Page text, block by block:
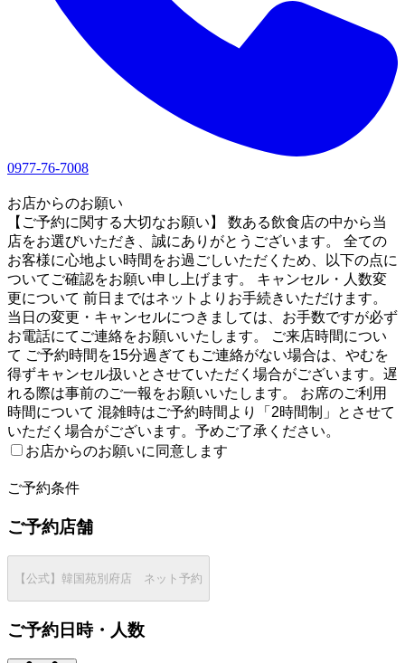
0977-76-7008
お店からのお願い
【ご予約に関する大切なお願い】 数ある飲食店の中から当
店をお選びいただき、誠にありがとうございます。 全ての
お客様に心地よい時間をお過ごしいただくため、以下の点に
ついてご確認をお願い申し上げます。 キャンセル・人数変
更について 前日まではネットよりお手続きいただけます。
当日の変更・キャンセルにつきましては、お手数ですが必ず
お電話にてご連絡をお願いいたします。 ご来店時間につい
て ご予約時間を15分過ぎてもご連絡がない場合は、やむを
得ずキャンセル扱いとさせていただく場合がございます。遅
れる際は事前のご一報をお願いいたします。 お席のご利用
時間について 混雑時はご予約時間より「2時間制」とさせて
いただく場合がございます。予めご了承ください。
お店からのお願いに同意します
ご予約条件
ご予約店舗
【公式】韓国苑別府店 ネット予約
ご予約日時・人数